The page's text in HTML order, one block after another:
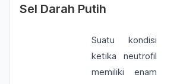
Sel Darah Putih
Suatu kondisi
ketika neutrofil
memiliki enam